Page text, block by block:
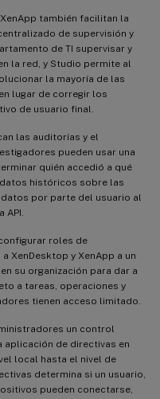
también facilitan la
de supervisión y
de TI supervisar y
la red, y Studio permite al
la mayoría de las
lugar de corregir los
de usuario final.
las auditorías y el
pueden usar una
quién accedió a qué
históricos sobre las
por parte del usuario al
roles de
XenDesktop y XenApp a un
su organización para dar a
a tareas, operaciones y
tienen acceso limitado.
un control
de directivas en
local hasta el nivel de
determina si un usuario,
pueden conectarse,